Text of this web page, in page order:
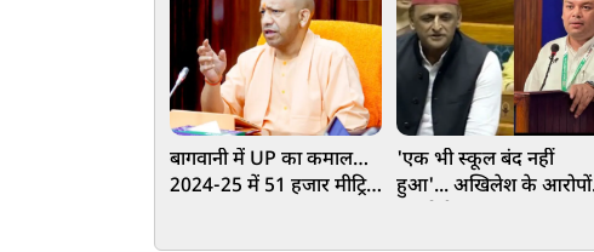
बागवानी में UP का कमाल…
2024-25 में 51 हजार मीट्रिक
'एक भी स्कूल बंद नहीं
हुआ'... अखिलेश के आरोपों